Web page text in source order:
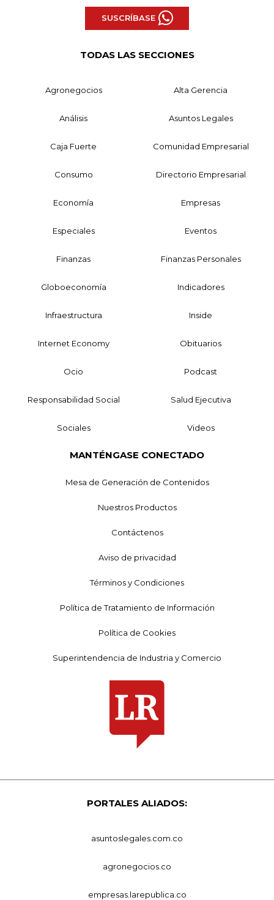
SUSCRÍBASE
TODAS LAS SECCIONES
Agronegocios Alta Gerencia
Análisis Asuntos Legales
Caja Fuerte Comunidad Empresarial
Consumo Directorio Empresarial
Economía Empresas
Especiales Eventos
Finanzas Finanzas Personales
Globoeconomía Indicadores
Infraestructura Inside
Internet Economy Obituarios
Ocio Podcast
Responsabilidad Social Salud Ejecutiva
Sociales Videos
MANTÉNGASE CONECTADO
Mesa de Generación de Contenidos
Nuestros Productos
Contáctenos
Aviso de privacidad
Términos y Condiciones
Política de Tratamiento de Información
Política de Cookies
Superintendencia de Industria y Comercio
PORTALES ALIADOS:
asuntoslegales.com.co
agronegocios.co
empresas.larepublica.co